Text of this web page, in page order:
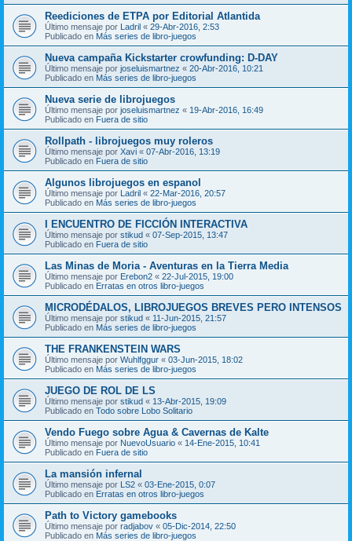
Reediciones de ETPA por Editorial Atlantida
Último mensaje por Ladril « 29-Abr-2016, 2:53
Publicado en Más series de libro-juegos
Nueva campaña Kickstarter crowfunding: D-DAY
Último mensaje por joseluismartnez « 20-Abr-2016, 10:21
Publicado en Más series de libro-juegos
Nueva serie de librojuegos
Último mensaje por joseluismartnez « 19-Abr-2016, 16:49
Publicado en Fuera de sitio
Rollpath - librojuegos muy roleros
Último mensaje por Xavi « 07-Abr-2016, 13:19
Publicado en Fuera de sitio
Algunos librojuegos en espanol
Último mensaje por Ladril « 22-Mar-2016, 20:57
Publicado en Más series de libro-juegos
I ENCUENTRO DE FICCIÓN INTERACTIVA
Último mensaje por stikud « 07-Sep-2015, 13:47
Publicado en Fuera de sitio
Las Minas de Moria - Aventuras en la Tierra Media
Último mensaje por Erebon2 « 22-Jul-2015, 19:00
Publicado en Erratas en otros libro-juegos
MICRODÉDALOS, LIBROJUEGOS BREVES PERO INTENSOS
Último mensaje por stikud « 11-Jun-2015, 21:57
Publicado en Más series de libro-juegos
THE FRANKENSTEIN WARS
Último mensaje por Wuhlfggur « 03-Jun-2015, 18:02
Publicado en Más series de libro-juegos
JUEGO DE ROL DE LS
Último mensaje por stikud « 13-Abr-2015, 19:09
Publicado en Todo sobre Lobo Solitario
Vendo Fuego sobre Agua & Cavernas de Kalte
Último mensaje por NuevoUsuario « 14-Ene-2015, 10:41
Publicado en Fuera de sitio
La mansión infernal
Último mensaje por LS2 « 03-Ene-2015, 0:07
Publicado en Erratas en otros libro-juegos
Path to Victory gamebooks
Último mensaje por radjabov « 05-Dic-2014, 22:50
Publicado en Más series de libro-juegos